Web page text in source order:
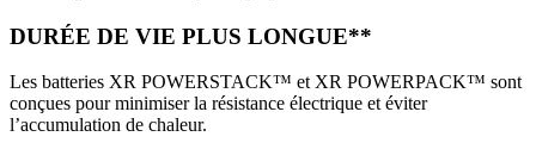
DURÉE DE VIE PLUS LONGUE**
Les batteries XR POWERSTACK™ et XR POWERPACK™ sont
conçues pour minimiser la résistance électrique et éviter
l’accumulation de chaleur.